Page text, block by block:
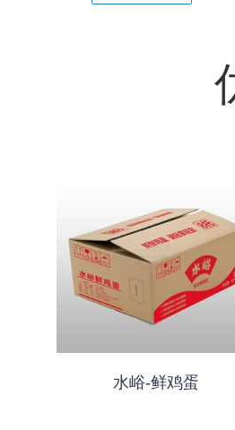
水峪-鲜鸡蛋